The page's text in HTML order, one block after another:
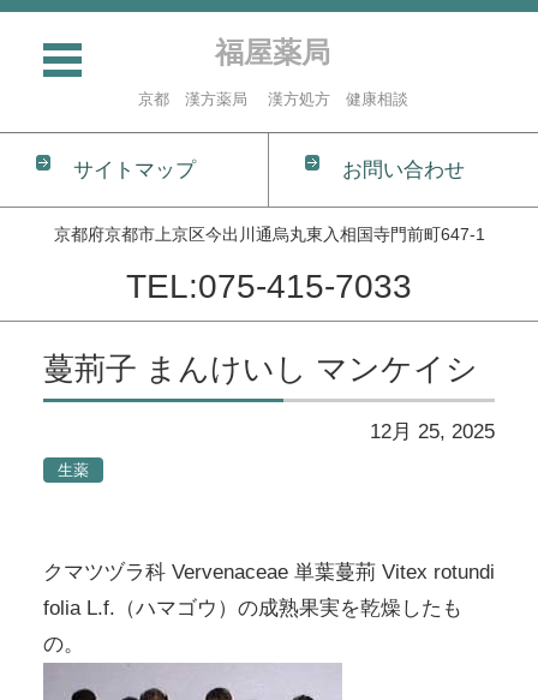
福屋薬局
京都 漢方薬局 漢方処方 健康相談
サイトマップ お問い合わせ
京都府京都市上京区今出川通烏丸東入相国寺門前町647-1
TEL:075-415-7033
蔓荊子 まんけいし マンケイシ
12月 25, 2025
生薬
クマツヅラ科 Vervenaceae 単葉蔓荊 Vitex rotundi
folia L.f.（ハマゴウ）の成熟果実を乾燥したも
の。